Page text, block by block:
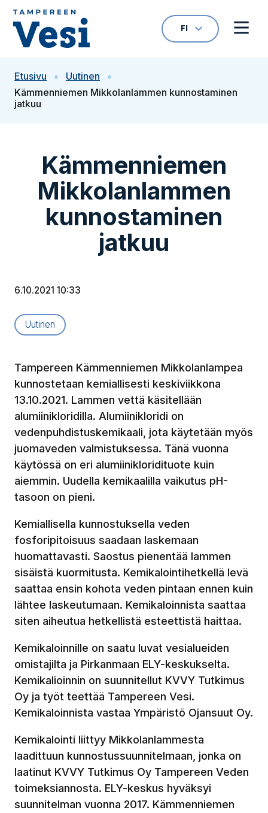
Siirry sisältöön
VALITTU KIELI:
FI
Avaa
Etusivu
Uutinen
Kämmenniemen Mikkolanlammen kunnostaminen
jatkuu
Kämmenniemen
Mikkolanlammen
kunnostaminen
jatkuu
6.10.2021 10:33
Artikkelityyppi:
Uutinen
Tampereen Kämmenniemen Mikkolanlampea
kunnostetaan kemiallisesti keskiviikkona
13.10.2021. Lammen vettä käsitellään
alumiinikloridilla. Alumiinikloridi on
vedenpuhdistuskemikaali, jota käytetään myös
juomaveden valmistuksessa. Tänä vuonna
käytössä on eri alumiinikloridituote kuin
aiemmin. Uudella kemikaalilla vaikutus pH-
tasoon on pieni.
Kemiallisella kunnostuksella veden
fosforipitoisuus saadaan laskemaan
huomattavasti. Saostus pienentää lammen
sisäistä kuormitusta. Kemikalointihetkellä levä
saattaa ensin kohota veden pintaan ennen kuin
lähtee laskeutumaan. Kemikaloinnista saattaa
siten aiheutua hetkellistä esteettistä haittaa.
Kemikaloinnille on saatu luvat vesialueiden
omistajilta ja Pirkanmaan ELY-keskukselta.
Kemikalioinnin on suunnitellut KVVY Tutkimus
Oy ja työt teettää Tampereen Vesi.
Kemikaloinnista vastaa Ympäristö Ojansuut Oy.
Kemikalointi liittyy Mikkolanlammesta
laadittuun kunnostussuunnitelmaan, jonka on
laatinut KVVY Tutkimus Oy Tampereen Veden
toimeksiannosta. ELY-keskus hyväksyi
suunnitelman vuonna 2017. Kämmenniemen